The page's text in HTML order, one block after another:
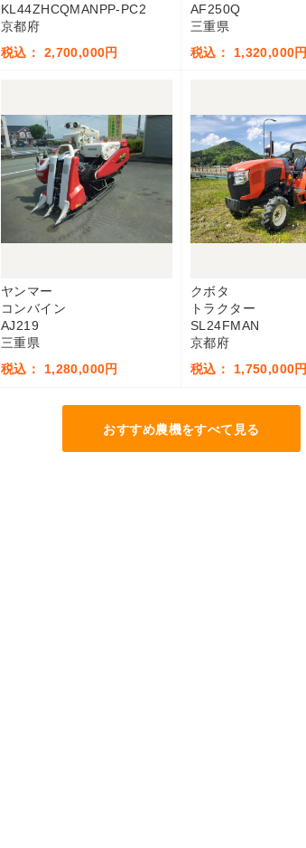
KL44ZHCQMANPP-PC2
京都府
税込： 2,700,000円
AF250Q
三重県
税込： 1,320,000円
ヤンマー
コンバイン
AJ219
三重県
税込： 1,280,000円
クボタ
トラクター
SL24FMAN
京都府
税込： 1,750,000円
おすすめ農機をすべて見る